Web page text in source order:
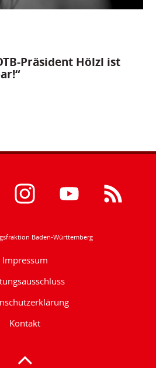
Präsident Hölzl ist
Baden-Württemberg
Impressum
Kontakt